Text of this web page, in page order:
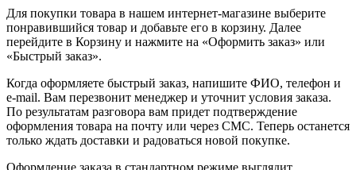
Для покупки товара в нашем интернет-магазине выберите
понравившийся товар и добавьте его в корзину. Далее
перейдите в Корзину и нажмите на «Оформить заказ» или
«Быстрый заказ».
Когда оформляете быстрый заказ, напишите ФИО, телефон и
e-mail. Вам перезвонит менеджер и уточнит условия заказа.
По результатам разговора вам придет подтверждение
оформления товара на почту или через СМС. Теперь останется
только ждать доставки и радоваться новой покупке.
Оформление заказа в стандартном режиме выглядит